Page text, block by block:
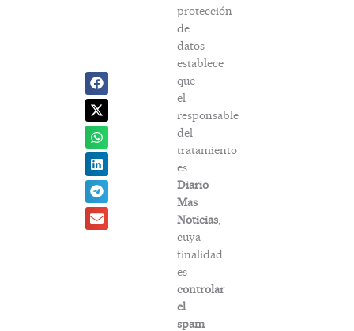
protección
de
datos
establece
que
el
responsable
del
tratamiento
es
Diario
Mas
Noticias,
cuya
finalidad
es
controlar
el
spam